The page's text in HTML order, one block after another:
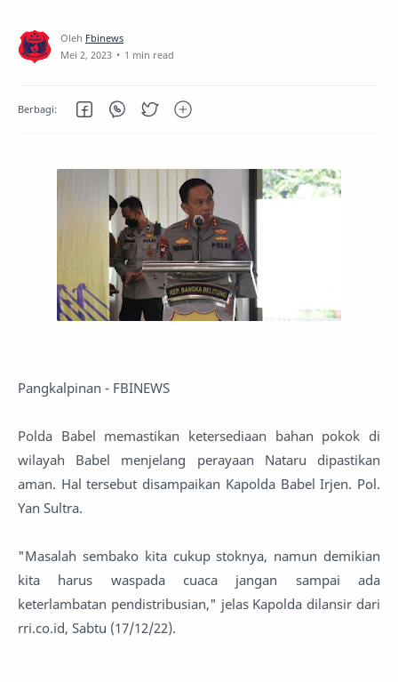
1 min read
Pangkalpinan - FBINEWS
Polda Babel memastikan ketersediaan bahan pokok di
wilayah Babel menjelang perayaan Nataru dipastikan
aman. Hal tersebut disampaikan Kapolda Babel Irjen. Pol.
Yan Sultra.
"Masalah sembako kita cukup stoknya, namun demikian
kita harus waspada cuaca jangan sampai ada
keterlambatan pendistribusian," jelas Kapolda dilansir dari
rri.co.id, Sabtu (17/12/22).